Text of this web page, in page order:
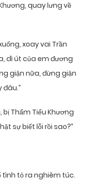
quay lưng về
xoay vai Trần
dì út của em đương
giận nữa, đừng giận
Thẩm Tiểu Khương
sự biết lỗi rồi sao?”
tình tỏ ra nghiêm túc.